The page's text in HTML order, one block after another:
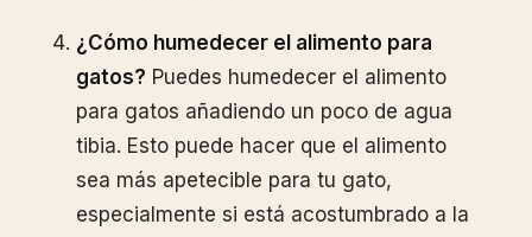
¿Cómo humedecer el alimento para
gatos? Puedes humedecer el alimento
para gatos añadiendo un poco de agua
tibia. Esto puede hacer que el alimento
sea más apetecible para tu gato,
especialmente si está acostumbrado a la